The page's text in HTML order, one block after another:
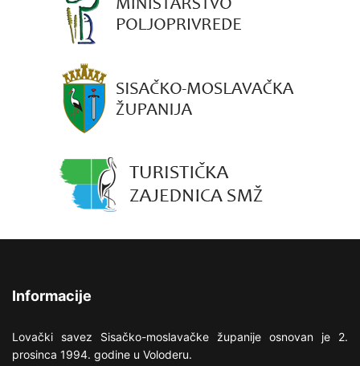
Informacije
Lovački savez Sisačko-moslavačke županije osnovan je 2.
prosinca 1994. godine u Voloderu.